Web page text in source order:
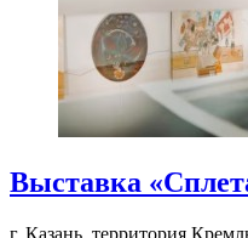
Выставка
г. Казань, территория